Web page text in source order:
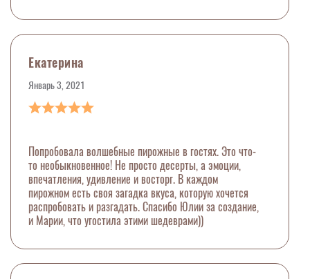
Екатерина
Январь 3, 2021
Попробовала волшебные пирожные в гостях. Это что-
то необыкновенное! Не просто десерты, а эмоции,
впечатления, удивление и восторг. В каждом
пирожном есть своя загадка вкуса, которую хочется
распробовать и разгадать. Спасибо Юлии за создание,
и Марии, что угостила этими шедеврами))